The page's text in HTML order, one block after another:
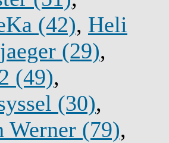
(42), Heli
jaeger (29),
(49),
(30),
Werner (79),